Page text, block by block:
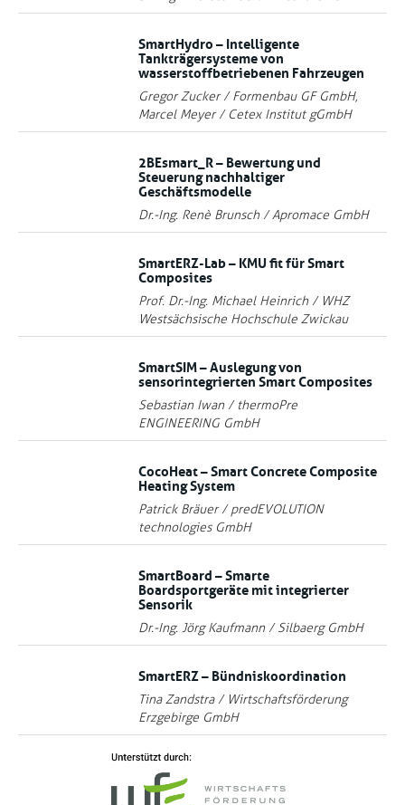
SmartHydro – Intelligente
Tankträgersysteme von
wasserstoffbetriebenen Fahrzeugen
Gregor Zucker / Formenbau GF GmbH,
Marcel Meyer / Cetex Institut gGmbH
2BEsmart_R – Bewertung und
Steuerung nachhaltiger
Geschäftsmodelle
Dr.-Ing. Renè Brunsch / Apromace GmbH
SmartERZ-Lab – KMU fit für Smart
Composites
Prof. Dr.-Ing. Michael Heinrich / WHZ
Westsächsische Hochschule Zwickau
SmartSIM – Auslegung von
sensorintegrierten Smart Composites
Sebastian Iwan / thermoPre
ENGINEERING GmbH
CocoHeat – Smart Concrete Composite
Heating System
Patrick Bräuer / predEVOLUTION
technologies GmbH
SmartBoard – Smarte
Boardsportgeräte mit integrierter
Sensorik
Dr.-Ing. Jörg Kaufmann / Silbaerg GmbH
SmartERZ – Bündniskoordination
Tina Zandstra / Wirtschaftsförderung
Erzgebirge GmbH